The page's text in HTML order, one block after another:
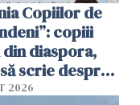
Copiilor de
copiii
diaspora,
scrie despre
într-un volum
2026